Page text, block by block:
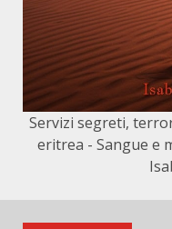
Servizi segreti,
eritrea - Sangue e